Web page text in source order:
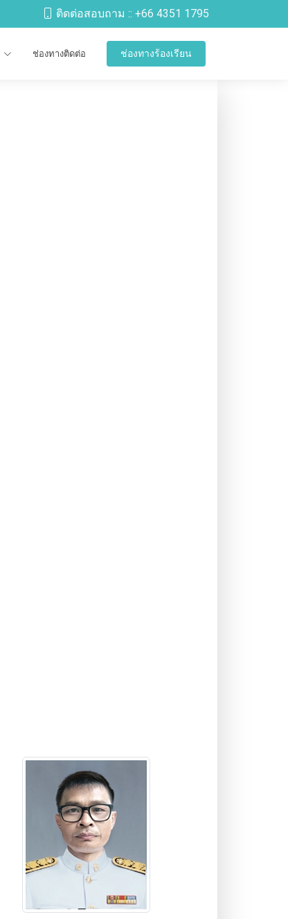
ติดต่อสอบถาม :: +66 4351 1795
ช่องทางติดต่อ ช่องทางร้องเรียน